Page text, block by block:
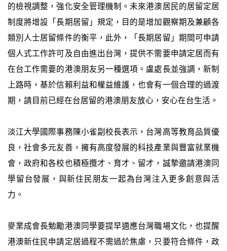
的檢視調整，強化安全管理機制。未來港澳居民的居留定居
制度將增設「長期居留」規定，目的是增加觀察期及兼顧各
類別人士居留條件的衡平，此外，「長期居留」期間可申請
個人式工作許可及自由進出台灣，提供不需要申請定居而有
在台工作需要的港澳朋友另一種選項。盧處長並強調，新制
上路時，基於信賴利益和權益維護，也會有一個合理的過渡
期，請目前已經在台居留的港澳朋友放心，安心在台生活。
淡江大學國際事務陳小雀副校長表示，台灣高等教育品質優
良，社會多元友善，擁有高度發展的科技產業與豐富就業機
會，政府和各校也積極攬才、育才、留才，誠摯邀請港澳同
學留台發展，與新住民朋友一起為台灣注入更多創意與活
力。
麥業成會長勉勵港澳同學要提早適應台灣職場文化，也提醒
港澳新住民申請定居過程不需過於焦慮，只要符合條件，政